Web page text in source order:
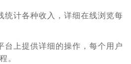
统计各种收入，详细在线浏览每
台上提供详细的操作，每个用户
。